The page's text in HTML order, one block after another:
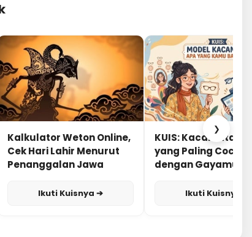
Kalkulator Weton Online,
Cek Hari Lahir Menurut
Penanggalan Jawa
Ikuti Kuisnya ➔
KUIS: Kacamata Apa
yang Paling Cocok
dengan Gayamu?
Ikuti Kuisnya ➔
❯